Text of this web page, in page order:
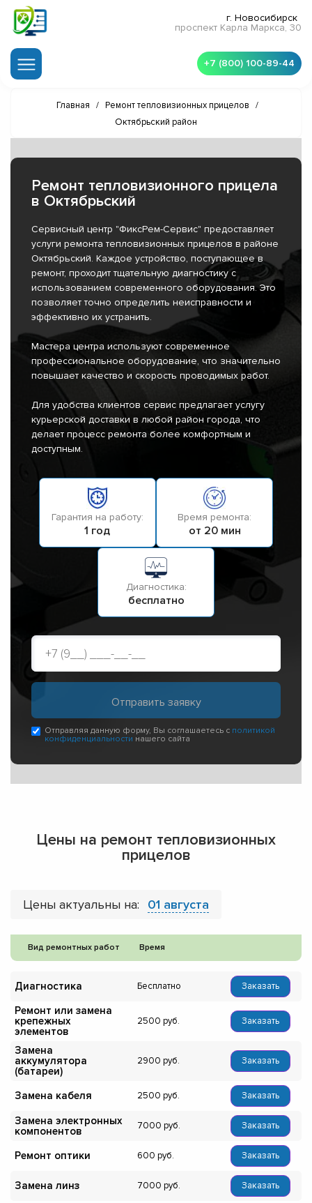
г. Новосибирск
проспект Карла Маркса, 30
+7 (800) 100-89-44
Главная / Ремонт тепловизионных прицелов
/
Октябрьский район
Ремонт тепловизионного прицела
в Октябрьский
Сервисный центр "ФиксРем-Сервис" предоставляет
услуги ремонта тепловизионных прицелов в районе
Октябрьский. Каждое устройство, поступающее в
ремонт, проходит тщательную диагностику с
использованием современного оборудования. Это
позволяет точно определить неисправности и
эффективно их устранить.
Мастера центра используют современное
профессиональное оборудование, что значительно
повышает качество и скорость проводимых работ.
Для удобства клиентов сервис предлагает услугу
курьерской доставки в любой район города, что
делает процесс ремонта более комфортным и
доступным.
Гарантия на работу:
1 год
Время ремонта:
от 20 мин
Диагностика:
бесплатно
Отправляя данную форму, Вы соглашаетесь с политикой
конфиденциальности нашего сайта
Цены на ремонт тепловизионных
прицелов
Цены актуальны на: 01 августа
Вид ремонтных работ Время
Диагностика Бесплатно Заказать
Ремонт или замена
крепежных
элементов
2500 Заказать
Замена
аккумулятора
(батареи)
2900 Заказать
Замена кабеля 2500 Заказать
Замена электронных
компонентов
7000 Заказать
Ремонт оптики 600 Заказать
Замена линз 7000 Заказать